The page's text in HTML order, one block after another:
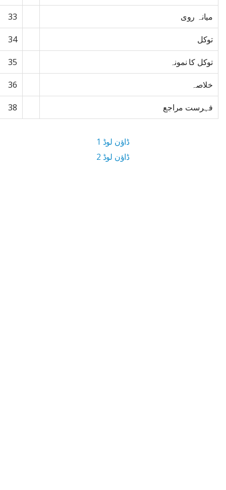
میانہ روی 33
توکل 34
توکل کا نمونہ 35
خلاصہ 36
فہرست مراجع 38
ڈاؤن لوڈ 1
ڈاؤن لوڈ 2